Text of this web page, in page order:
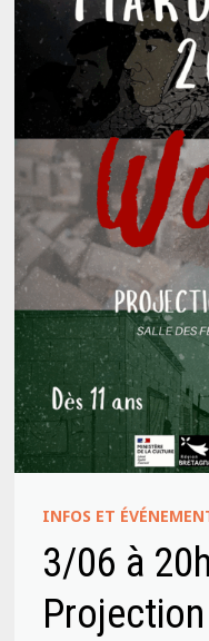
INFOS ET
3/06 à